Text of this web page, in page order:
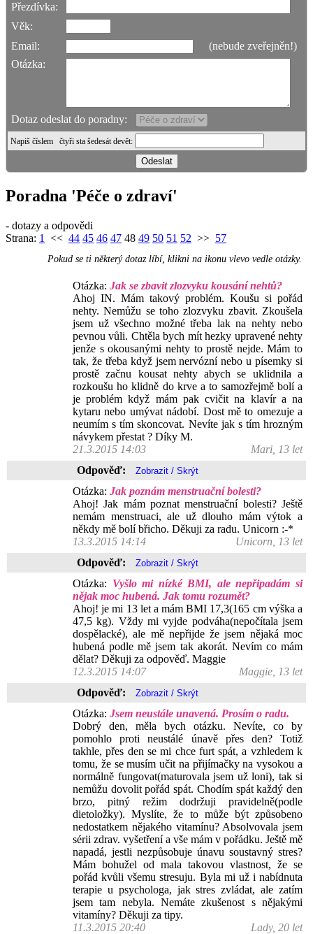
Přezdívka:
Věk:
Email:
(nebude zveřejněn!)
Otázka:
Dotaz odeslat do poradny:
Napiš číslem čtyři sta šedesát devět:
Poradna 'Péče o zdraví'
- dotazy a odpovědi
Strana: 1 << 44 45 46 47 48 49 50 51 52 >> 57
Pokud se ti některý dotaz líbí, klikni na ikonu vlevo vedle otázky.
Otázka: Jak se zbavit zlozvyku kousání nehtů?
Ahoj IN. Mám takový problém. Koušu si pořád
nehty. Nemůžu se toho zlozvyku zbavit. Zkoušela
jsem už všechno možné třeba lak na nehty nebo
pevnou vůli. Chtěla bych mít hezky upravené nehty
jenže s okousanými nehty to prostě nejde. Mám to
tak, že třeba když jsem nervózní nebo u písemky si
prostě začnu kousat nehty abych se uklidnila a
rozkoušu ho klidně do krve a to samozřejmě bolí a
je problém když mám pak cvičit na klavír a na
kytaru nebo umývat nádobí. Dost mě to omezuje a
neumím s tím skoncovat. Nevíte jak s tím hrozným
návykem přestat ? Díky M.
21.3.2015 14:03
Mari, 13 let
Odpověď:
Otázka: Jak poznám menstruační bolesti?
Ahoj! Jak mám poznat menstruační bolesti? Ještě
nemám menstruaci, ale už dlouho mám výtok a
někdy mě bolí břicho. Děkuji za radu. Unicorn :-*
13.3.2015 14:14
Unicorn, 13 let
Odpověď:
Otázka: Vyšlo mi nízké BMI, ale nepřipadám si
nějak moc hubená. Jak tomu rozumět?
Ahoj! je mi 13 let a mám BMI 17,3(165 cm výška a
47,5 kg). Vždy mi vyjde podváha(nepočítala jsem
dospělacké), ale mě nepřijde že jsem nějaká moc
hubená podle mě jsem tak akorát. Nevím co mám
dělat? Děkuji za odpověď. Maggie
12.3.2015 14:07
Maggie, 13 let
Odpověď:
Otázka: Jsem neustále unavená. Prosím o radu.
Dobrý den, měla bych otázku. Nevíte, co by
pomohlo proti neustálé únavě přes den? Totiž
takhle, přes den se mi chce furt spát, a vzhledem k
tomu, že se musím učit na přijímačky na vysokou a
normálně fungovat(maturovala jsem už loni), tak si
nemůžu dovolit pořád spát. Chodím spát každý den
brzo, pitný režim dodržuji pravidelně(podle
dietoložky). Myslíte, že to může být způsobeno
nedostatkem nějakého vitamínu? Absolvovala jsem
sérii zdrav. vyšetření a vše mám v pořádku. Ještě mě
napadá, jestli nezpůsobuje únavu soustavný stres?
Mám bohužel od mala takovou vlastnost, že se
pořád kvůli všemu stresuju. Byla mi už i nabídnuta
terapie u psychologa, jak stres zvládat, ale zatím
jsem tam nebyla. Nemáte zkušenost s nějakými
vitamíny? Děkuji za tipy.
11.3.2015 20:40
Lady, 20 let